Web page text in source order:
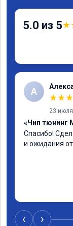
5.0 из 5★
А
★★★
23
«Чип тюнинг
Спасибо!
и ожидания
‹ ›